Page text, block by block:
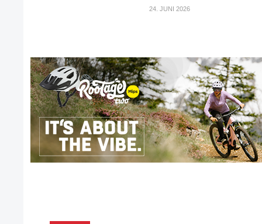
24. JUNI 2026